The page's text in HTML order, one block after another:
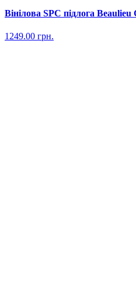
Вінілова SPC підлога
1249.00 грн.